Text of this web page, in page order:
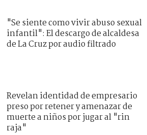
"Se siente como vivir abuso sexual
infantil": El descargo de alcaldesa
de La Cruz por audio filtrado
Revelan identidad de empresario
preso por retener y amenazar de
muerte a niños por jugar al "rin
raja"